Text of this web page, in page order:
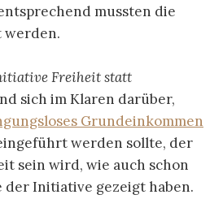
mussten die
werden.
Freiheit statt
sich im Klaren darüber,
Grundeinkommen
werden sollte, der
sein wird, wie auch schon
der Initiative gezeigt haben.